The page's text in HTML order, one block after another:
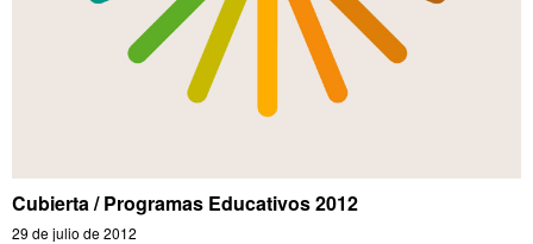
Cubierta / Programas Educativos 2012
29 de julio de 2012